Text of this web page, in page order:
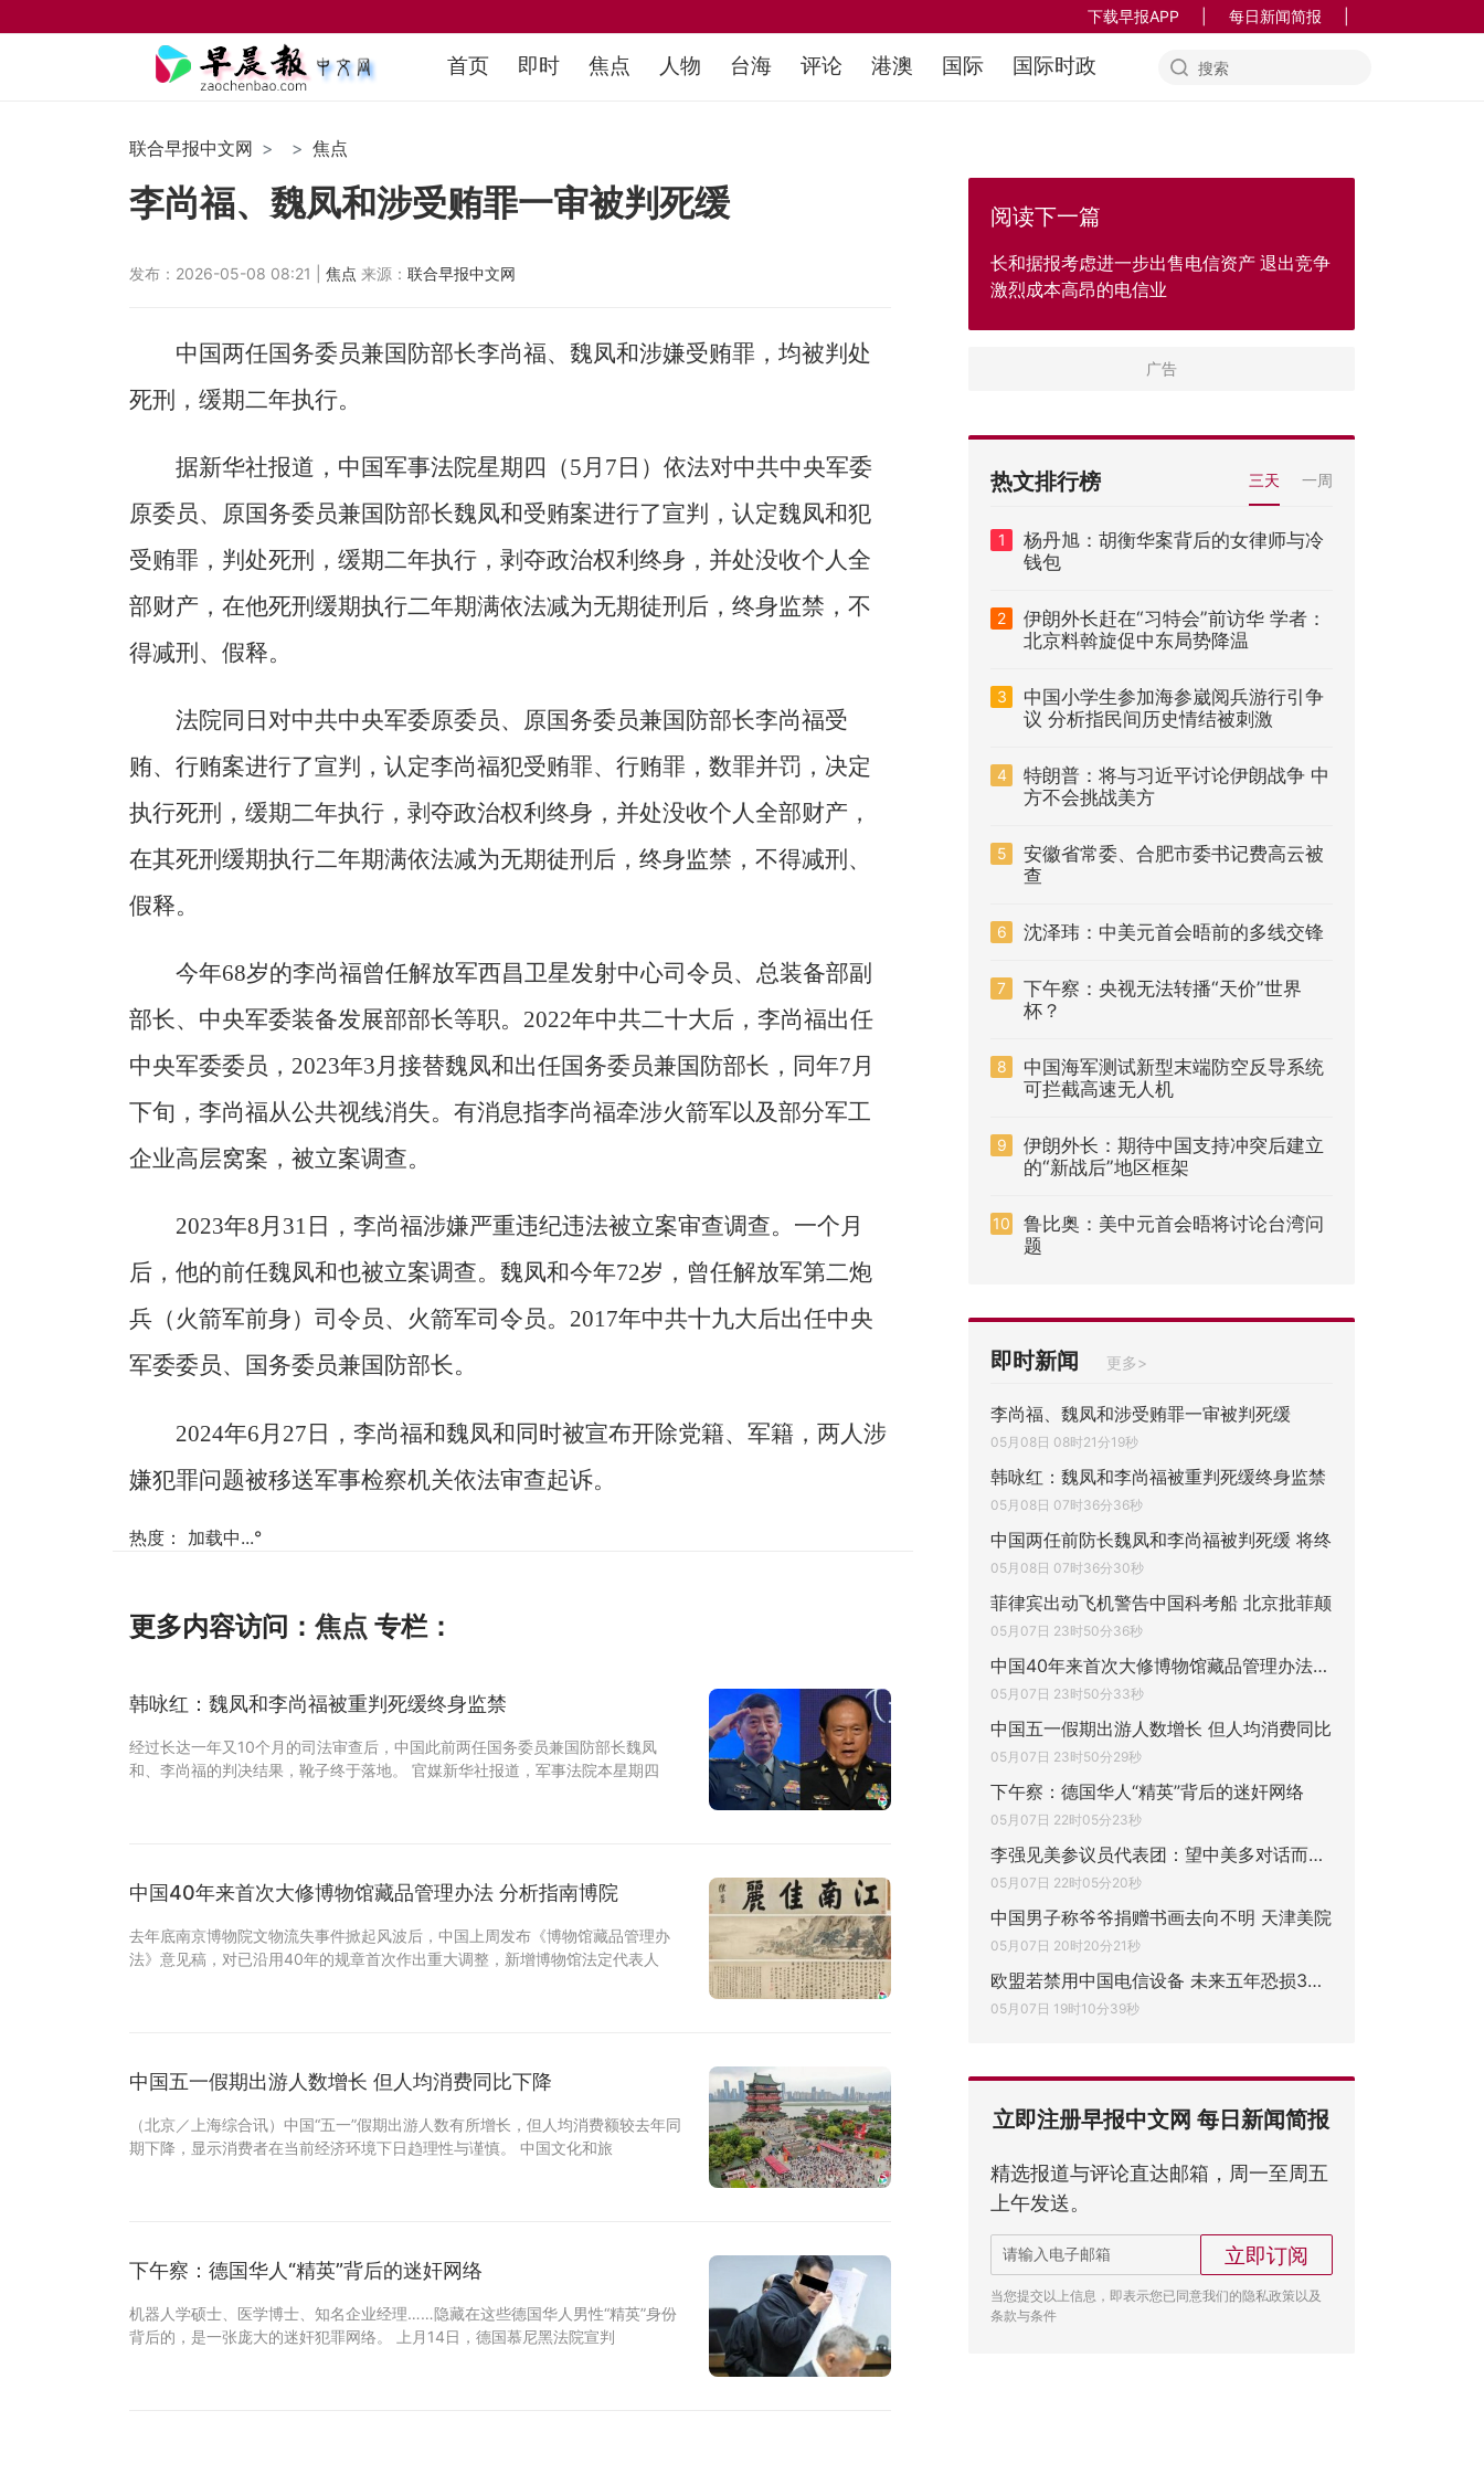
下载早报APP 每日新闻简报
首页 即时 焦点 人物 台海 评论 港澳 国际 国际时政
联合早报中文网 焦点
李尚福、魏凤和涉受贿罪一审被判死缓
发布：2026-05-08 08:21 | 焦点 来源： 联合早报中文网
中国两任国务委员兼国防部长李尚福、魏凤和涉嫌受贿罪，均被判处
死刑，缓期二年执行。
据新华社报道，中国军事法院星期四（5月7日）依法对中共中央军委
原委员、原国务委员兼国防部长魏凤和受贿案进行了宣判，认定魏凤和犯
受贿罪，判处死刑，缓期二年执行，剥夺政治权利终身，并处没收个人全
部财产，在他死刑缓期执行二年期满依法减为无期徒刑后，终身监禁，不
得减刑、假释。
法院同日对中共中央军委原委员、原国务委员兼国防部长李尚福受
贿、行贿案进行了宣判，认定李尚福犯受贿罪、行贿罪，数罪并罚，决定
执行死刑，缓期二年执行，剥夺政治权利终身，并处没收个人全部财产，
在其死刑缓期执行二年期满依法减为无期徒刑后，终身监禁，不得减刑、
假释。
今年68岁的李尚福曾任解放军西昌卫星发射中心司令员、总装备部副
部长、中央军委装备发展部部长等职。2022年中共二十大后，李尚福出任
中央军委委员，2023年3月接替魏凤和出任国务委员兼国防部长，同年7月
下旬，李尚福从公共视线消失。有消息指李尚福牵涉火箭军以及部分军工
企业高层窝案，被立案调查。
2023年8月31日，李尚福涉嫌严重违纪违法被立案审查调查。一个月
后，他的前任魏凤和也被立案调查。魏凤和今年72岁，曾任解放军第二炮
兵（火箭军前身）司令员、火箭军司令员。2017年中共十九大后出任中央
军委委员、国务委员兼国防部长。
2024年6月27日，李尚福和魏凤和同时被宣布开除党籍、军籍，两人涉
嫌犯罪问题被移送军事检察机关依法审查起诉。
热度： 加载中...°
更多内容访问： 焦点 专栏：
韩咏红：魏凤和李尚福被重判死缓终身监禁
经过长达一年又10个月的司法审查后，中国此前两任国务委员兼国防部长魏凤
和、李尚福的判决结果，靴子终于落地。 官媒新华社报道，军事法院本星期四
中国40年来首次大修博物馆藏品管理办法 分析指南博院
去年底南京博物院文物流失事件掀起风波后，中国上周发布《博物馆藏品管理办
法》意见稿，对已沿用40年的规章首次作出重大调整，新增博物馆法定代表人
中国五一假期出游人数增长 但人均消费同比下降
（北京／上海综合讯）中国“五一”假期出游人数有所增长，但人均消费额较去年同
期下降，显示消费者在当前经济环境下日趋理性与谨慎。 中国文化和旅
下午察：德国华人“精英”背后的迷奸网络
机器人学硕士、医学博士、知名企业经理……隐藏在这些德国华人男性“精英”身份
背后的，是一张庞大的迷奸犯罪网络。 上月14日，德国慕尼黑法院宣判
阅读下一篇
长和据报考虑进一步出售电信资产 退出竞争
激烈成本高昂的电信业
热文排行榜 三天 一周
1
杨丹旭：胡衡华案背后的女律师与冷
钱包
2
伊朗外长赶在“习特会”前访华 学者：
北京料斡旋促中东局势降温
3
中国小学生参加海参崴阅兵游行引争
议 分析指民间历史情结被刺激
4
特朗普：将与习近平讨论伊朗战争 中
方不会挑战美方
5
安徽省常委、合肥市委书记费高云被
查
6 沈泽玮：中美元首会晤前的多线交锋
7
下午察：央视无法转播“天价”世界
杯？
8
中国海军测试新型末端防空反导系统
可拦截高速无人机
9
伊朗外长：期待中国支持冲突后建立
的“新战后”地区框架
10
鲁比奥：美中元首会晤将讨论台湾问
题
即时新闻 更多>
李尚福、魏凤和涉受贿罪一审被判死缓
05月08日 08时21分19秒
韩咏红：魏凤和李尚福被重判死缓终身监禁
05月08日 07时36分36秒
中国两任前防长魏凤和李尚福被判死缓 将终
05月08日 07时36分30秒
菲律宾出动飞机警告中国科考船 北京批菲颠
05月07日 23时50分36秒
中国40年来首次大修博物馆藏品管理办法 分
05月07日 23时50分33秒
中国五一假期出游人数增长 但人均消费同比
05月07日 23时50分29秒
下午察：德国华人“精英”背后的迷奸网络
05月07日 22时05分23秒
李强见美参议员代表团：望中美多对话而不是
05月07日 22时05分20秒
中国男子称爷爷捐赠书画去向不明 天津美院
05月07日 20时20分21秒
欧盟若禁用中国电信设备 未来五年恐损3678
05月07日 19时10分39秒
立即注册早报中文网 每日新闻简报
精选报道与评论直达邮箱，周一至周五
上午发送。
立即订阅
当您提交以上信息，即表示您已同意我们的隐私政策以及
条款与条件